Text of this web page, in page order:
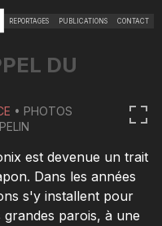
REPORTAGES PUBLICATIONS CONTACT
DU
• PHOTOS
est devenue un trait
Dans les années
s'y installent pour
parois, à une